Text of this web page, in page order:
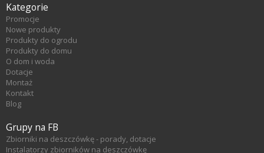
Kategorie
Promocje
Nowe produkty
Produkty do ogrodu
Produkty do domu
O dom i woda
Dotacje
Montaż
Kontakt
Blog
Grupy na FB
Zbiorniki na deszczówkę - porady, dotacje
Instalatorzy zbiorników na deszczówkę